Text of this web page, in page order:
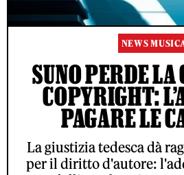
NEWS
SUNO PERDE LA
COPYRIGHT:
PAGARE LE
La giustizia tedesca dà
per il diritto d'autore: